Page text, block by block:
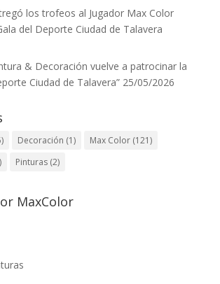
los trofeos al Jugador Max Color
del Deporte Ciudad de Talavera
& Decoración vuelve a patrocinar la
Ciudad de Talavera” 25/05/2026
Decoración (1) Max Color(121)
Pinturas(2)
MaxColor